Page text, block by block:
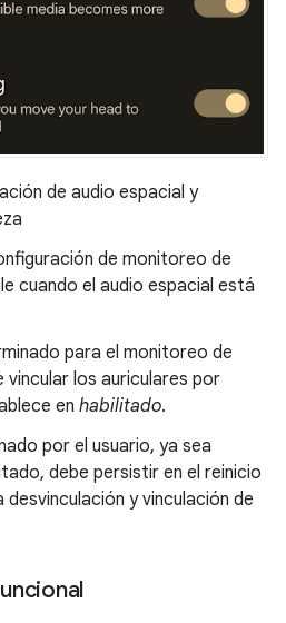
de audio espacial y
de monitoreo de
cuando el audio espacial está
para el monitoreo de
vincular los auriculares por
en habilitado.
por el usuario, ya sea
debe persistir en el reinicio
y vinculación de